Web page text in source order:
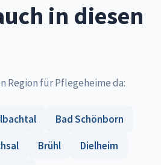
in diesen
Region für Pflegeheime da:
Bad Schönborn
Brühl
Dielheim